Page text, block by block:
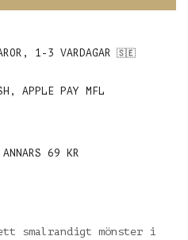
1-3 VARDAGAR 🇸🇪
APPLE PAY MFL
69 KR
smalrandigt mönster i